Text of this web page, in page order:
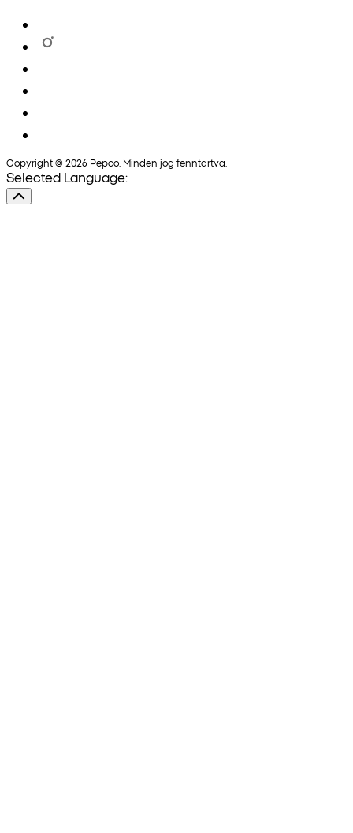
Copyright © 2026 Pepco. Minden jog fenntartva.
Selected Language: